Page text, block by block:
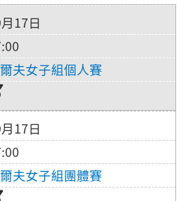
17日
夫女子組個人賽
17日
夫女子組團體賽